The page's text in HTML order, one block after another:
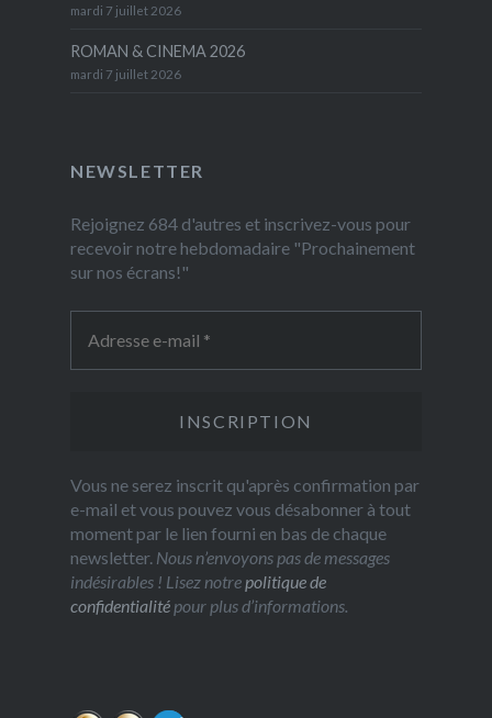
mardi 7 juillet 2026
ROMAN & CINEMA 2026
mardi 7 juillet 2026
NEWSLETTER
Rejoignez 684 d'autres et inscrivez-vous pour
recevoir notre hebdomadaire "Prochainement
sur nos écrans!"
Vous ne serez inscrit qu'après confirmation par
e-mail et vous pouvez vous désabonner à tout
moment par le lien fourni en bas de chaque
newsletter. Nous n’envoyons pas de messages
indésirables ! Lisez notrepolitique de
confidentialitépour plus d’informations.